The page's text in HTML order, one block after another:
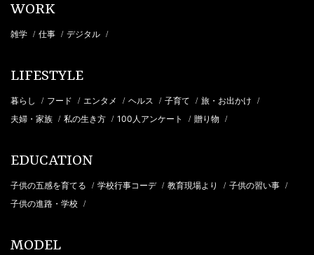
WORK
雑学 / 仕事 / デジタル /
LIFESTYLE
暮らし / フード / エンタメ / ヘルス / 子育て / 旅・お出かけ /
夫婦・家族 / 私の生き方 / 100人アンケート / 贈り物 /
EDUCATION
子供の五感を育てる / 学校行事コーデ / 教育現場より / 子供の習い事 /
子供の進路・学校 /
MODEL